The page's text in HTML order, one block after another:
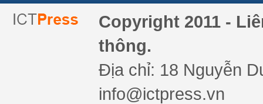
Copyright 2011 -
thông.
Địa chỉ: 18 Nguyễn
info@ictpress.vn